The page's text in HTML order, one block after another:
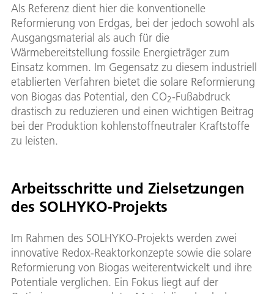
Als Referenz dient hier die konventionelle
Reformierung von Erdgas, bei der jedoch sowohl als
Ausgangsmaterial als auch für die
Wärmebereitstellung fossile Energieträger zum
Einsatz kommen. Im Gegensatz zu diesem industriell
etablierten Verfahren bietet die solare Reformierung
von Biogas das Potential, den CO2-Fußabdruck
drastisch zu reduzieren und einen wichtigen Beitrag
bei der Produktion kohlenstoffneutraler Kraftstoffe
zu leisten.
Arbeitsschritte und Zielsetzungen
des SOLHYKO-Projekts
Im Rahmen des SOLHYKO-Projekts werden zwei
innovative Redox-Reaktorkonzepte sowie die solare
Reformierung von Biogas weiterentwickelt und ihre
Potentiale verglichen. Ein Fokus liegt auf der